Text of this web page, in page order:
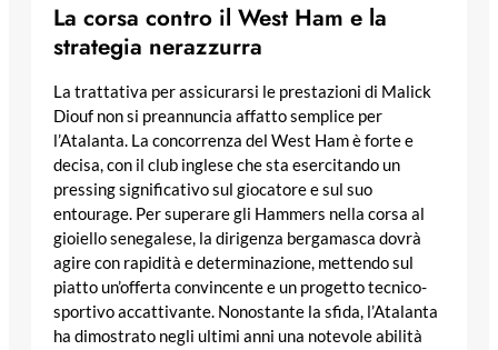
La corsa contro il West Ham e la
strategia nerazzurra
La trattativa per assicurarsi le prestazioni di Malick
Diouf non si preannuncia affatto semplice per
l’Atalanta. La concorrenza del West Ham è forte e
decisa, con il club inglese che sta esercitando un
pressing significativo sul giocatore e sul suo
entourage. Per superare gli Hammers nella corsa al
gioiello senegalese, la dirigenza bergamasca dovrà
agire con rapidità e determinazione, mettendo sul
piatto un’offerta convincente e un progetto tecnico-
sportivo accattivante. Nonostante la sfida, l’Atalanta
ha dimostrato negli ultimi anni una notevole abilità